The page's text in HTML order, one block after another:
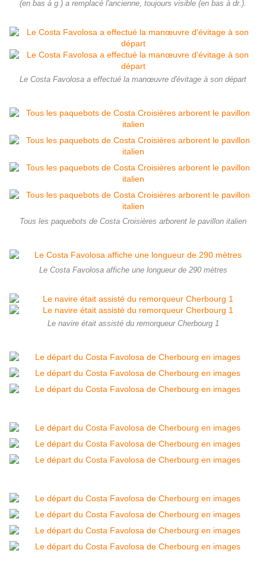
(en bas à g.) a remplacé l'ancienne, toujours visible (en bas à dr.).
Le Costa Favolosa a effectué la manœuvre d'évitage à son départ
Tous les paquebots de Costa Croisières arborent le pavillon italien
Le Costa Favolosa affiche une longueur de 290 mètres
Le navire était assisté du remorqueur Cherbourg 1